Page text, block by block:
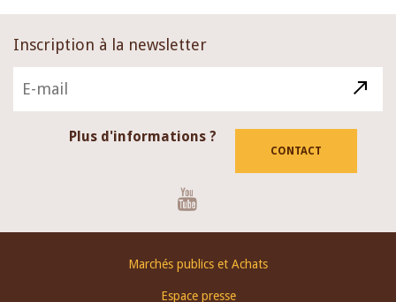
Inscription à la newsletter
Plus d'informations ?
CONTACT
Marchés publics et Achats
Espace presse